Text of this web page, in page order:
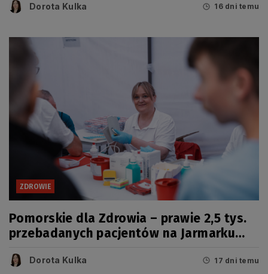
Dorota Kulka 16 dni temu
ZDROWIE
Pomorskie dla Zdrowia – prawie 2,5 tys.
przebadanych pacjentów na Jarmarku
Dorota Kulka 17 dni temu